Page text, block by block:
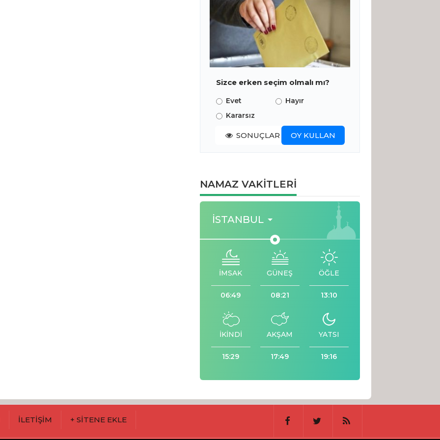
Sizce erken seçim olmalı mı?
Evet
Hayır
Kararsız
SONUÇLAR OY KULLAN
NAMAZ VAKİTLERİ
İSTANBUL
İMSAK
06:49
GÜNEŞ
08:21
ÖĞLE
13:10
İKİNDİ
15:29
AKŞAM
17:49
YATSI
19:16
İLETİŞİM + SİTENE EKLE